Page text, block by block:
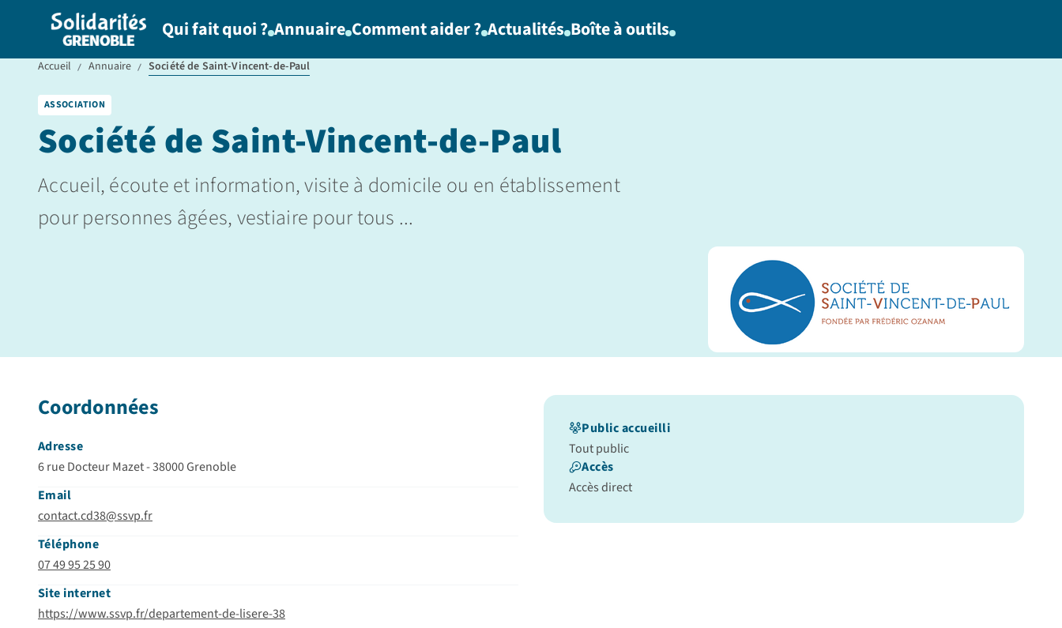
Qui fait quoi ? Annuaire Comment aider ? Actualités Boîte à outils
Accueil Annuaire Société de Saint-Vincent-de-Paul
Société de Saint-Vincent-de-Paul
Accueil, écoute et information, visite à domicile ou en établissement
pour personnes âgées, vestiaire pour tous ...
ASSOCIATION
Coordonnées
Adresse
6 rue Docteur Mazet - 38000 Grenoble
Email
contact.cd38@ssvp.fr
Téléphone
07 49 95 25 90
Site internet
https://www.ssvp.fr/departement-de-lisere-38
Public accueilli
Tout public
Accès
Accès direct